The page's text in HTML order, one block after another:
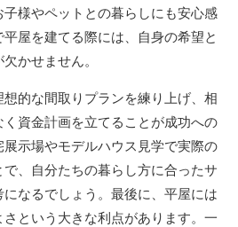
様やペットとの暮らしにも安心感
屋を建てる際には、自身の希望と
かせません。
的な間取りプランを練り上げ、相
資金計画を立てることが成功への
示場やモデルハウス見学で実際の
、自分たちの暮らし方に合ったサ
なるでしょう。最後に、平屋には
という大きな利点があります。一